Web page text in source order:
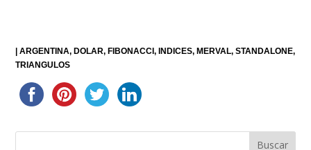
|ARGENTINA DOLAR FIBONACCI INDICES MERVAL STANDALONE
TRIANGULOS